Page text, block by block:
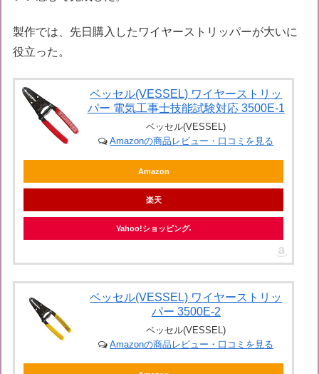
製作では、先日購入したワイヤーストリッパーが大いに
役立った。
ベッセル(VESSEL) ワイヤーストリッ
パー 電気工事士技能試験対応 3500E-1
ベッセル(VESSEL)
Amazonの商品レビュー・口コミを見る
Amazon
楽天
Yahoo!ショッピング
ベッセル(VESSEL) ワイヤーストリッ
パー 3500E-2
ベッセル(VESSEL)
Amazonの商品レビュー・口コミを見る